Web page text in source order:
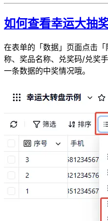
如何查看幸运大抽
在表单的「数据」页面点击
称、奖品名称、兑奖码/兑奖
一条数据的中奖情况哦。